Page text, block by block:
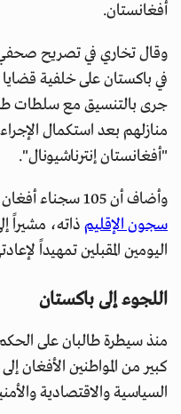
أفغانستان.
وقال تخاري في تصريح
في باكستان على خلفية
جرى بالتنسيق مع سلطات
منازلهم بعد استكمال
"أفغانستان إنترناشيونال".
وأضاف أن 105 سجناء أفغان آخرين ما زالوا محتجزين
سجون الإقليم ذاته، مشيراً
اليومين المقبلين تمهيداً
اللجوء إلى باكستان
كبير من المواطنين الأفغان
السياسية والاقتصادية